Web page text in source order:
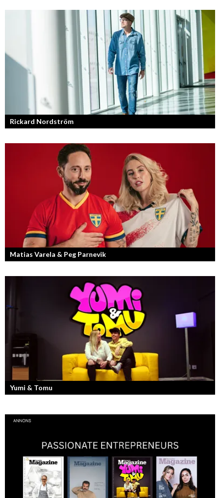
Rickard Nordström
Läraren som omfamnar sociala medier.
Matias Varela & Peg Parnevik
Här i Sverige så finns det en bred mix av olika nationaliteter från hela
världen och många svenskar har en annan grundnationalitet...
Yumi & Tomu
Läs mer om deras liv som YouTubers och Entreprenörer